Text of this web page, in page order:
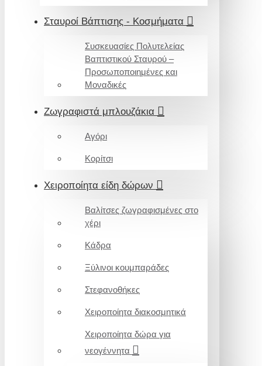
Σταυροί Βάπτισης - Κοσμήματα
Συσκευασίες Πολυτελείας
Βαπτιστικού Σταυρού –
Προσωποποιημένες και
Μοναδικές
Ζωγραφιστά μπλουζάκια
Αγόρι
Κορίτσι
Χειροποίητα είδη δώρων
Βαλίτσες ζωγραφισμένες στο
χέρι
Κάδρα
Ξύλινοι κουμπαράδες
Στεφανοθήκες
Χειροποίητα διακοσμητικά
Χειροποίητα δώρα για
νεογέννητα